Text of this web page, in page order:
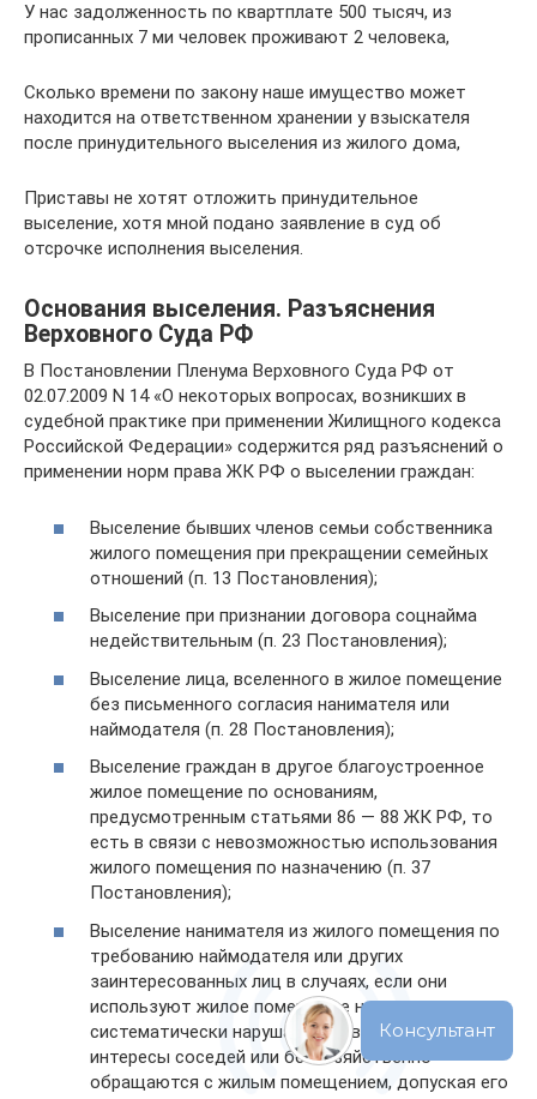
У нас задолженность по квартплате 500 тысяч, из
прописанных 7 ми человек проживают 2 человека,
Сколько времени по закону наше имущество может
находится на ответственном хранении у взыскателя
после принудительного выселения из жилого дома,
Приставы не хотят отложить принудительное
выселение, хотя мной подано заявление в суд об
отсрочке исполнения выселения.
Основания выселения. Разъяснения
Верховного Суда РФ
В Постановлении Пленума Верховного Суда РФ от
02.07.2009 N 14 «О некоторых вопросах, возникших в
судебной практике при применении Жилищного кодекса
Российской Федерации» содержится ряд разъяснений о
применении норм права ЖК РФ о выселении граждан:
Выселение бывших членов семьи собственника
жилого помещения при прекращении семейных
отношений (п. 13 Постановления);
Выселение при признании договора соцнайма
недействительным (п. 23 Постановления);
Выселение лица, вселенного в жилое помещение
без письменного согласия нанимателя или
наймодателя (п. 28 Постановления);
Выселение граждан в другое благоустроенное
жилое помещение по основаниям,
предусмотренным статьями 86 — 88 ЖК РФ, то
есть в связи с невозможностью использования
жилого помещения по назначению (п. 37
Постановления);
Выселение нанимателя из жилого помещения по
требованию наймодателя или других
заинтересованных лиц в случаях, если они
используют жилое помещение не по назначению,
систематически нарушают права и законные
интересы соседей или бесхозяйственно
обращаются с жилым помещением, допуская его